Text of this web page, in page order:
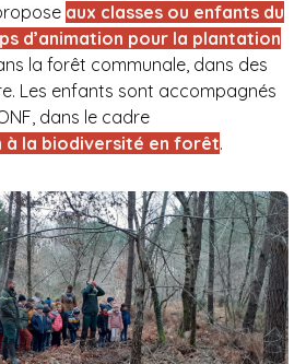
aux classes ou enfants du
d’animation pour la plantation
la forêt communale, dans des
Les enfants sont accompagnés
dans le cadre
à la biodiversité en forêt.